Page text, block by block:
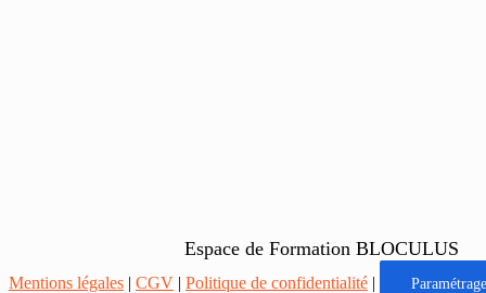
Espace de Formation BLOCULUS
Mentions légales | CGV | Politique de confidentialité |